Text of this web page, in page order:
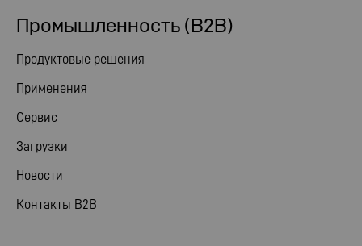
Промышленность (B2B)
Продуктовые решения
Применения
Сервис
Загрузки
Новости
Контакты B2B